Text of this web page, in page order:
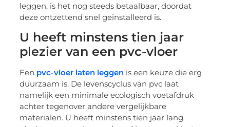
leggen, is het nog steeds betaalbaar, doordat
deze ontzettend snel geïnstalleerd is.
U heeft minstens tien jaar
plezier van een pvc-vloer
Een pvc-vloer laten leggen is een keuze die erg
duurzaam is. De levenscyclus van pvc laat
namelijk een minimale ecologisch voetafdruk
achter tegenover andere vergelijkbare
materialen. U heeft minstens tien jaar lang